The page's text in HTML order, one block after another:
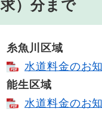
求）分まで
糸魚川区域
水道料金のお
能生区域
水道料金のお